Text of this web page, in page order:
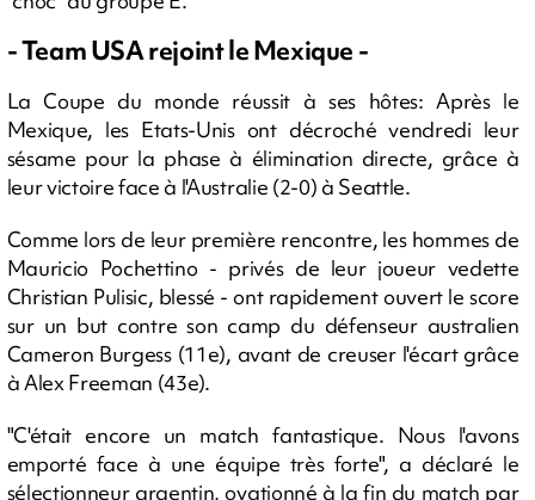
- Team USA rejoint le Mexique -
La Coupe du monde réussit à ses hôtes: Après le
Mexique, les Etats-Unis ont décroché vendredi leur
sésame pour la phase à élimination directe, grâce à
leur victoire face à l'Australie (2-0) à Seattle.
Comme lors de leur première rencontre, les hommes de
Mauricio Pochettino - privés de leur joueur vedette
Christian Pulisic, blessé - ont rapidement ouvert le score
sur un but contre son camp du défenseur australien
Cameron Burgess (11e), avant de creuser l'écart grâce
à Alex Freeman (43e).
"C'était encore un match fantastique. Nous l'avons
emporté face à une équipe très forte", a déclaré le
sélectionneur argentin, ovationné à la fin du match par